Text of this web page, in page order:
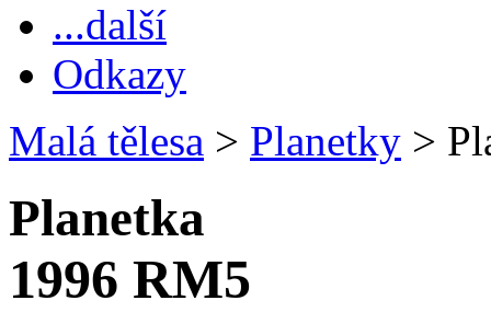
...další
Odkazy
Malá tělesa > Planetky >
Planetka
1996 RM5